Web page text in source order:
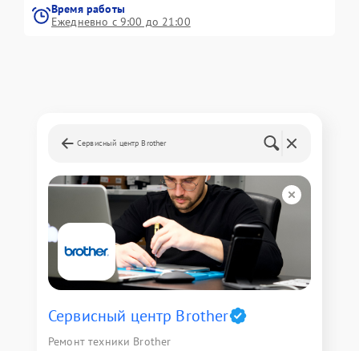
Время работы
Ежедневно с 9:00 до 21:00
Сервисный центр Brother
Сервисный центр Brother
Ремонт техники Brother